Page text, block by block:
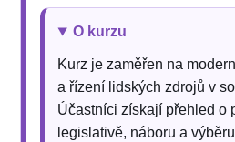
O kurzu
Kurz je zaměřen na
a řízení lidských zdrojů v
Účastníci získají přehled o
legislativě, náboru a